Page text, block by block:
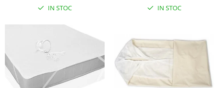
IN STOC IN STOC